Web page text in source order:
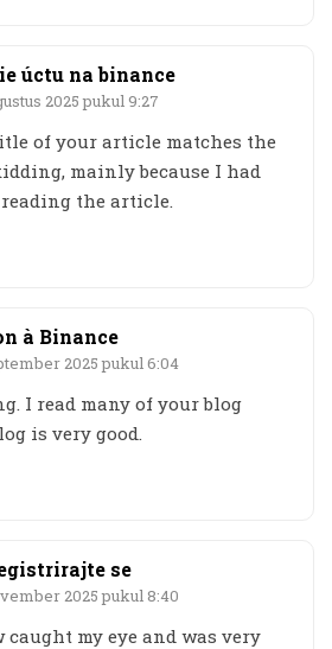
úctu na binance
2025 pukul 9:27
of your article matches the
mainly because I had
the article.
à Binance
2025 pukul 6:04
I read many of your blog
is very good.
se
2025 pukul 8:40
my eye and was very